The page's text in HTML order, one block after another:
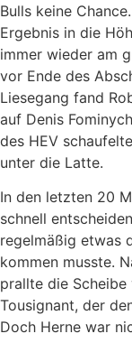
Bulls keine
Ergebnis in die
immer wieder am
vor Ende des
Liesegang fand
auf Denis
des HEV
unter die Latte.
In den letzten 20
schnell
regelmäßig etwas
kommen musste.
prallte die
Tousignant, der
Doch Herne war